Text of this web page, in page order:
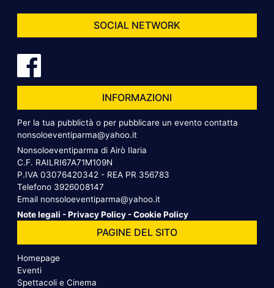
SOCIAL NETWORK
INFORMAZIONI
Per la tua pubblictà o per pubblicare un evento contatta
nonsoloeventiparma@yahoo.it
Nonsoloeventiparma di Airò Ilaria
C.F. RAILRI67A71M109N
P.IVA 03076420342 - REA PR 356783
Telefono 3926008147
Email nonsoloeventiparma@yahoo.it
Note legali -Privacy Policy -Cookie Policy
PAGINE DEL SITO
Homepage
Eventi
Spettacoli e Cinema